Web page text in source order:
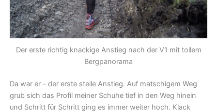
Der erste richtig knackige Anstieg nach der V1 mit tollem
Bergpanorama
Da war er – der erste steile Anstieg. Auf matschigem Weg
grub sich das Profil meiner Schuhe tief in den Weg hinein
und Schritt für Schritt ging es immer weiter hoch. Klack